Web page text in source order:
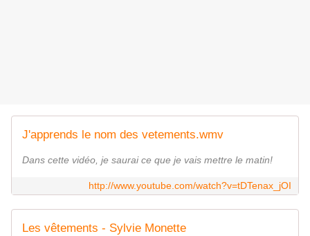
J'apprends le nom des vetements.wmv
Dans cette vidéo, je saurai ce que je vais mettre le matin!
http://www.youtube.com/watch?v=tDTenax_jOI
Les vêtements - Sylvie Monette